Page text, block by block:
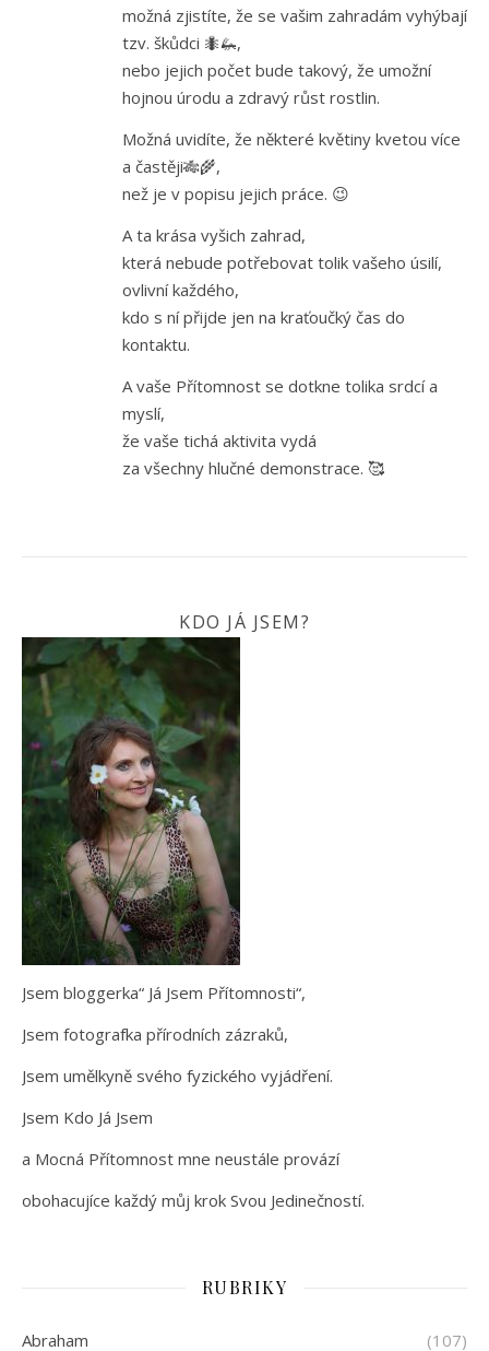
možná zjistíte, že se vašim zahradám vyhýbají
tzv. škůdci 🐜🦗,
nebo jejich počet bude takový, že umožní
hojnou úrodu a zdravý růst rostlin.
Možná uvidíte, že některé květiny kvetou více
a častěji🎋🌾,
než je v popisu jejich práce. 😉
A ta krása vyšich zahrad,
která nebude potřebovat tolik vašeho úsilí,
ovlivní každého,
kdo s ní přijde jen na kraťoučký čas do
kontaktu.
A vaše Přítomnost se dotkne tolika srdcí a
myslí,
že vaše tichá aktivita vydá
za všechny hlučné demonstrace. 🥰
KDO JÁ JSEM?
Jsem bloggerka“ Já Jsem Přítomnosti“,
Jsem fotografka přírodních zázraků,
Jsem umělkyně svého fyzického vyjádření.
Jsem Kdo Já Jsem
a Mocná Přítomnost mne neustále provází
obohacujíce každý můj krok Svou Jedinečností.
RUBRIKY
Abraham (107)